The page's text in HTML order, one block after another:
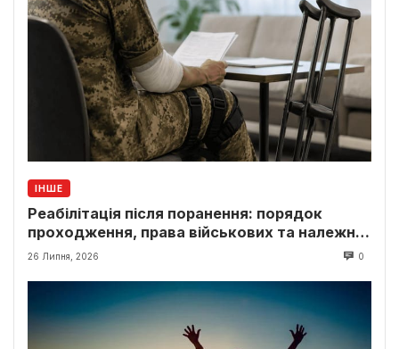
ІНШЕ
Реабілітація після поранення: порядок
проходження, права військових та належні
виплати
26 Липня, 2026 0